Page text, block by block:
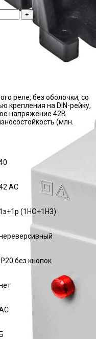
реле, без оболочки, со
крепления на DIN-рейку,
напряжение 42В
(млн.
AC
1з+1р (1НО+1НЗ)
без кнопок